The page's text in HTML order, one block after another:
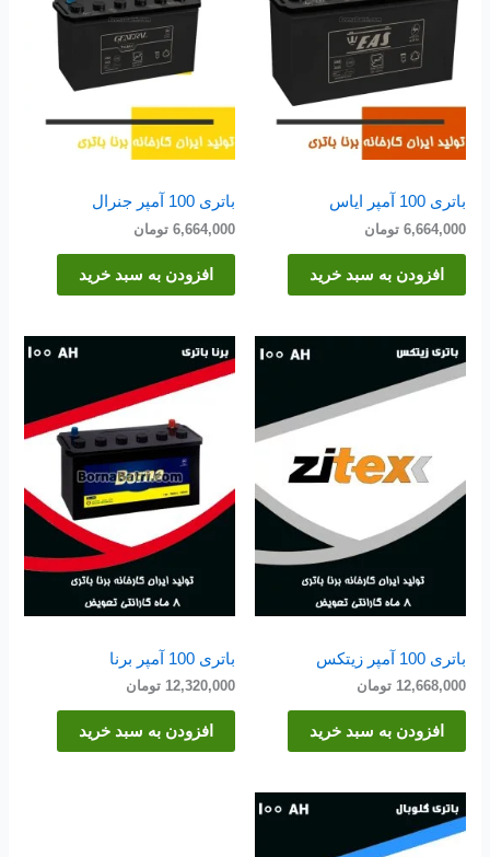
باتری 100 آمپر ایاس
6,664,000 تومان
افزودن به سبد خرید
باتری 100 آمپر جنرال
6,664,000 تومان
افزودن به سبد خرید
باتری 100 آمپر زیتکس
12,668,000 تومان
افزودن به سبد خرید
باتری 100 آمپر برنا
12,320,000 تومان
افزودن به سبد خرید